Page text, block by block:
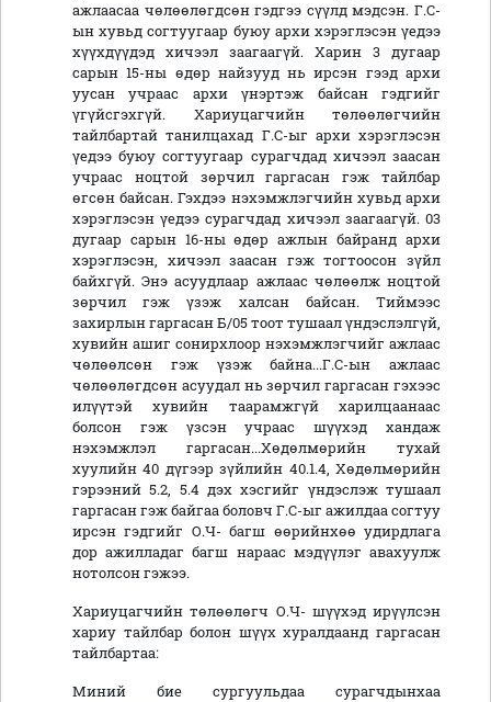
ажлаасаа чөлөөлөгдсөн гэдгээ сүүлд мэдсэн. Г.С-
ын хувьд согтуугаар буюу архи хэрэглэсэн үедээ
хүүхдүүдэд хичээл заагаагүй. Харин 3 дугаар
сарын 15-ны өдөр найзууд нь ирсэн гээд архи
уусан учраас архи үнэртэж байсан гэдгийг
үгүйсгэхгүй. Хариуцагчийн төлөөлөгчийн
тайлбартай танилцахад Г.С-ыг архи хэрэглэсэн
үедээ буюу согтуугаар сурагчдад хичээл заасан
учраас ноцтой зөрчил гаргасан гэж тайлбар
өгсөн байсан. Гэхдээ нэхэмжлэгчийн хувьд архи
хэрэглэсэн үедээ сурагчдад хичээл заагаагүй. 03
дугаар сарын 16-ны өдөр ажлын байранд архи
хэрэглэсэн, хичээл заасан гэж тогтоосон зүйл
байхгүй. Энэ асуудлаар ажлаас чөлөөлж ноцтой
зөрчил гэж үзэж халсан байсан. Тиймээс
захирлын гаргасан Б/05 тоот тушаал үндэслэлгүй,
хувийн ашиг сонирхлоор нэхэмжлэгчийг ажлаас
чөлөөлсөн гэж үзэж байна...Г.С-ын ажлаас
чөлөөлөгдсөн асуудал нь зөрчил гаргасан гэхээс
илүүтэй хувийн таарамжгүй харилцаанаас
болсон гэж үзсэн учраас шүүхэд хандаж
нэхэмжлэл гаргасан...Хөдөлмөрийн тухай
хуулийн 40 дүгээр зүйлийн 40.1.4, Хөдөлмөрийн
гэрээний 5.2, 5.4 дэх хэсгийг үндэслэж тушаал
гаргасан гэж байгаа боловч Г.С-ыг ажилдаа согтуу
ирсэн гэдгийг О.Ч- багш өөрийнхөө удирдлага
дор ажилладаг багш нараас мэдүүлэг авахуулж
нотолсон гэжээ.
Хариуцагчийн төлөөлөгч О.Ч- шүүхэд ирүүлсэн
хариу тайлбар болон шүүх хуралдаанд гаргасан
тайлбартаа:
Миний бие сургуульдаа сурагчдынхаа